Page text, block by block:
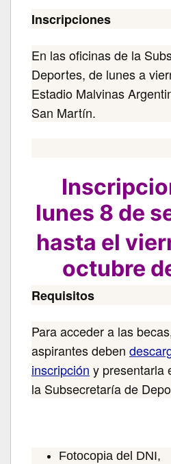
Inscripciones
En las oficinas de la
Deportes, de lunes a
Estadio Malvinas
San Martín.
lunes 8 de
hasta el
octubre
Requisitos
Para acceder a las
aspirantes deben
inscripción y presentarla
la Subsecretaría de
Fotocopia del DNI,